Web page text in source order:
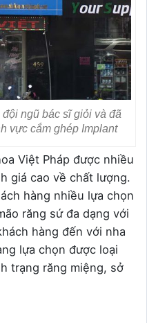
ngũ bác sĩ giỏi và đã
vực cắm ghép Implant
Việt Pháp được nhiều
giá cao về chất lượng.
hàng nhiều lựa chọn
răng sứ đa dạng với
hàng đến với nha
lựa chọn được loại
trạng răng miệng, sở